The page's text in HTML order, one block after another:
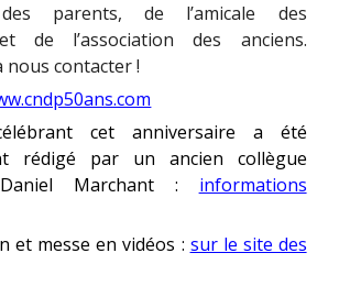
des parents, de l’amicale des
de l’association des anciens.
nous contacter !
cet anniversaire a été
rédigé par un ancien collègue
Marchant : informations
et messe en vidéos : sur le site des